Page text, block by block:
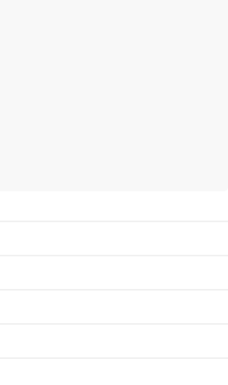
att delen passar din bil.